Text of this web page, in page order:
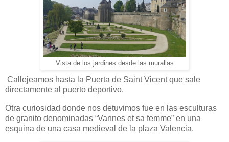
Vista de los jardines desde las murallas
Callejeamos hasta la Puerta de Saint Vicent que sale
directamente al puerto deportivo.
Otra curiosidad donde nos detuvimos fue en las esculturas
de granito denominadas “Vannes et sa femme” en una
esquina de una casa medieval de la plaza Valencia.